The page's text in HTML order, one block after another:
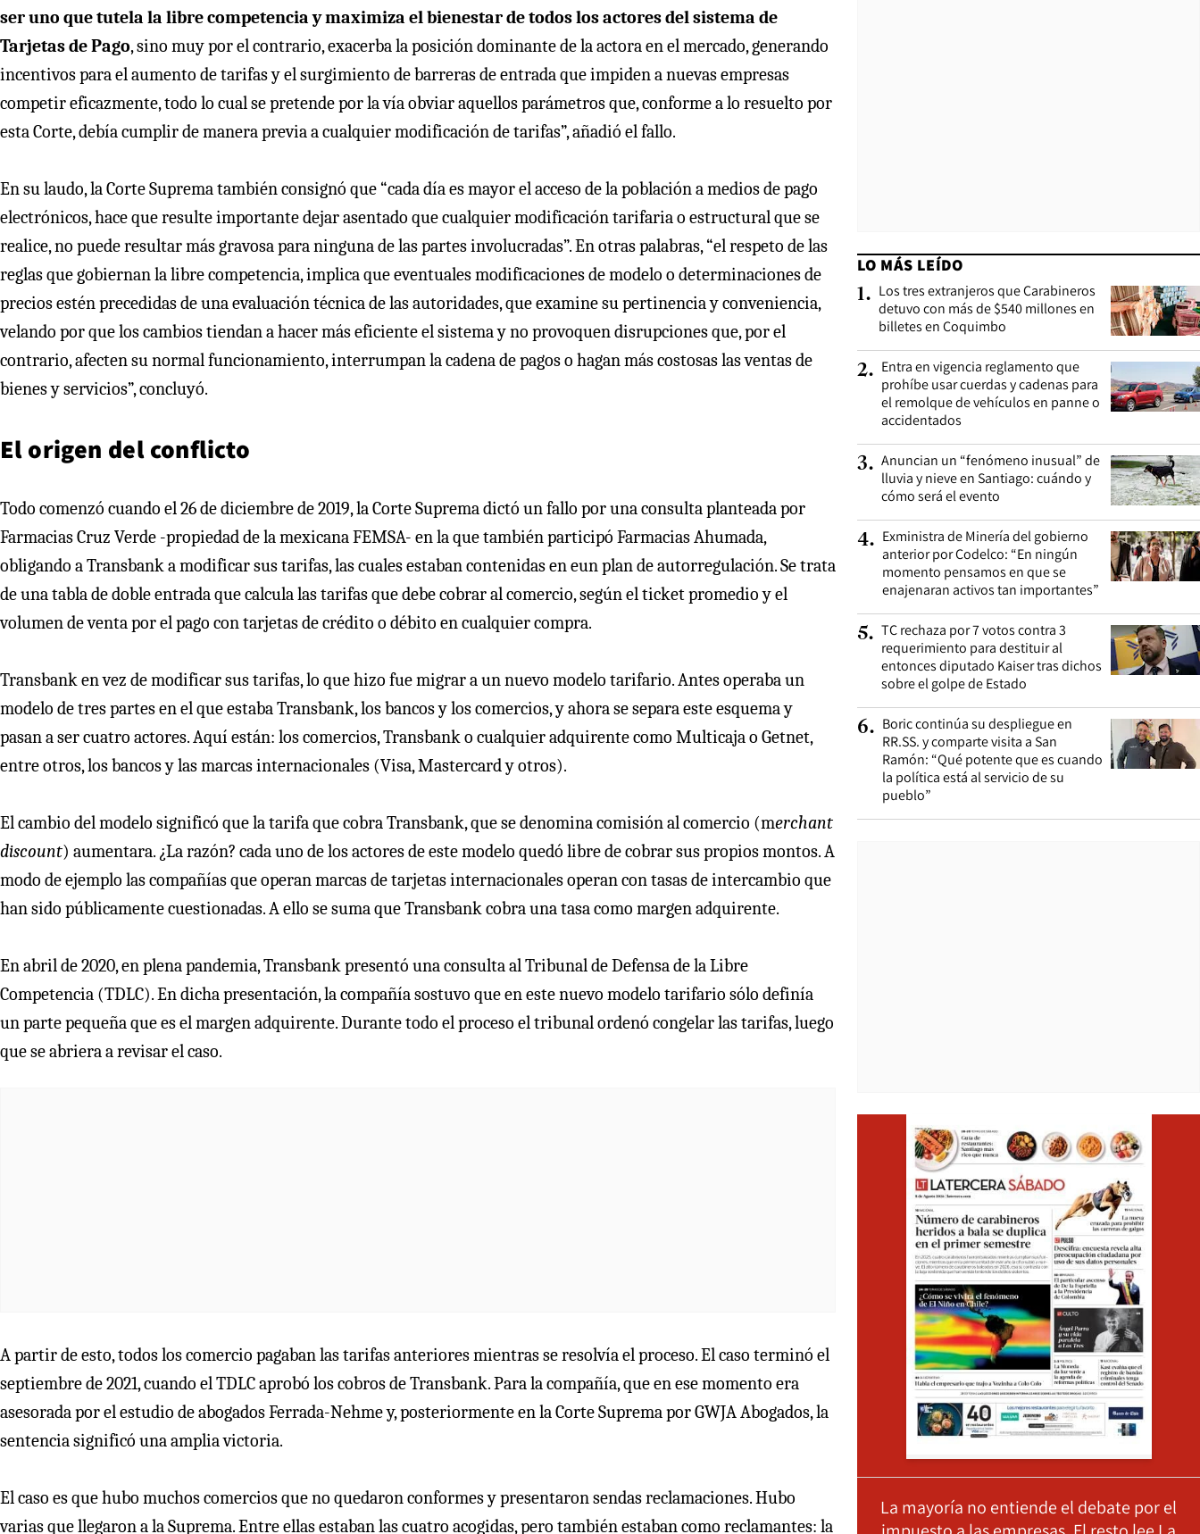
ser uno que tutela la libre competencia y maximiza el bienestar de todos los actores del sistema de
Tarjetas de Pago, sino muy por el contrario, exacerba la posición dominante de la actora en el mercado, generando
incentivos para el aumento de tarifas y el surgimiento de barreras de entrada que impiden a nuevas empresas
competir eficazmente, todo lo cual se pretende por la vía obviar aquellos parámetros que, conforme a lo resuelto por
esta Corte, debía cumplir de manera previa a cualquier modificación de tarifas”, añadió el fallo.
En su laudo, la Corte Suprema también consignó que “cada día es mayor el acceso de la población a medios de pago
electrónicos, hace que resulte importante dejar asentado que cualquier modificación tarifaria o estructural que se
realice, no puede resultar más gravosa para ninguna de las partes involucradas”. En otras palabras, “el respeto de las
reglas que gobiernan la libre competencia, implica que eventuales modificaciones de modelo o determinaciones de
precios estén precedidas de una evaluación técnica de las autoridades, que examine su pertinencia y conveniencia,
velando por que los cambios tiendan a hacer más eficiente el sistema y no provoquen disrupciones que, por el
contrario, afecten su normal funcionamiento, interrumpan la cadena de pagos o hagan más costosas las ventas de
bienes y servicios”, concluyó.
El origen del conflicto
Todo comenzó cuando el 26 de diciembre de 2019, la Corte Suprema dictó un fallo por una consulta planteada por
Farmacias Cruz Verde -propiedad de la mexicana FEMSA- en la que también participó Farmacias Ahumada,
obligando a Transbank a modificar sus tarifas, las cuales estaban contenidas en eun plan de autorregulación. Se trata
de una tabla de doble entrada que calcula las tarifas que debe cobrar al comercio, según el ticket promedio y el
volumen de venta por el pago con tarjetas de crédito o débito en cualquier compra.
Transbank en vez de modificar sus tarifas, lo que hizo fue migrar a un nuevo modelo tarifario. Antes operaba un
modelo de tres partes en el que estaba Transbank, los bancos y los comercios, y ahora se separa este esquema y
pasan a ser cuatro actores. Aquí están: los comercios, Transbank o cualquier adquirente como Multicaja o Getnet,
entre otros, los bancos y las marcas internacionales (Visa, Mastercard y otros).
El cambio del modelo significó que la tarifa que cobra Transbank, que se denomina comisión al comercio (merchant
discount) aumentara. ¿La razón? cada uno de los actores de este modelo quedó libre de cobrar sus propios montos. A
modo de ejemplo las compañías que operan marcas de tarjetas internacionales operan con tasas de intercambio que
han sido públicamente cuestionadas. A ello se suma que Transbank cobra una tasa como margen adquirente.
En abril de 2020, en plena pandemia, Transbank presentó una consulta al Tribunal de Defensa de la Libre
Competencia (TDLC). En dicha presentación, la compañía sostuvo que en este nuevo modelo tarifario sólo definía
un parte pequeña que es el margen adquirente. Durante todo el proceso el tribunal ordenó congelar las tarifas, luego
que se abriera a revisar el caso.
A partir de esto, todos los comercio pagaban las tarifas anteriores mientras se resolvía el proceso. El caso terminó el
septiembre de 2021, cuando el TDLC aprobó los cobros de Transbank. Para la compañía, que en ese momento era
asesorada por el estudio de abogados Ferrada-Nehme y, posteriormente en la Corte Suprema por GWJA Abogados, la
sentencia significó una amplia victoria.
El caso es que hubo muchos comercios que no quedaron conformes y presentaron sendas reclamaciones. Hubo
varias que llegaron a la Suprema. Entre ellas estaban las cuatro acogidas, pero también estaban como reclamantes: la
LO MÁS LEÍDO
1. Los tres extranjeros que Carabineros
detuvo con más de $540 millones en
billetes en Coquimbo
2. Entra en vigencia reglamento que
prohíbe usar cuerdas y cadenas para
el remolque de vehículos en panne o
accidentados
3. Anuncian un “fenómeno inusual” de
lluvia y nieve en Santiago: cuándo y
cómo será el evento
4. Exministra de Minería del gobierno
anterior por Codelco: “En ningún
momento pensamos en que se
enajenaran activos tan importantes”
5. TC rechaza por 7 votos contra 3
requerimiento para destituir al
entonces diputado Kaiser tras dichos
sobre el golpe de Estado
6. Boric continúa su despliegue en
RR.SS. y comparte visita a San
Ramón: “Qué potente que es cuando
la política está al servicio de su
pueblo”
La mayoría no entiende el debate por el